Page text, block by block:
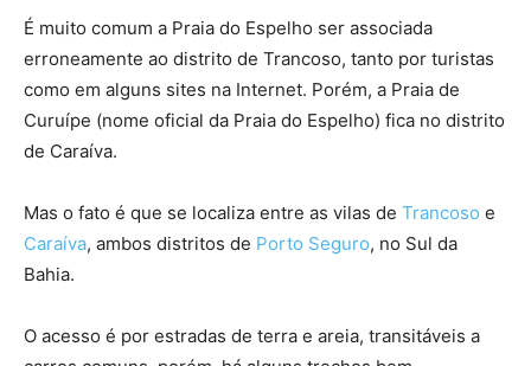
É muito comum a Praia do Espelho ser associada
erroneamente ao distrito de Trancoso, tanto por turistas
como em alguns sites na Internet. Porém, a Praia de
Curuípe (nome oficial da Praia do Espelho) fica no distrito
de Caraíva.
Mas o fato é que se localiza entre as vilas de Trancoso e
Caraíva, ambos distritos de Porto Seguro, no Sul da
Bahia.
O acesso é por estradas de terra e areia, transitáveis a